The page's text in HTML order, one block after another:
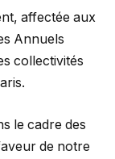
affectée aux
Annuels
collectivités
le cadre des
de notre